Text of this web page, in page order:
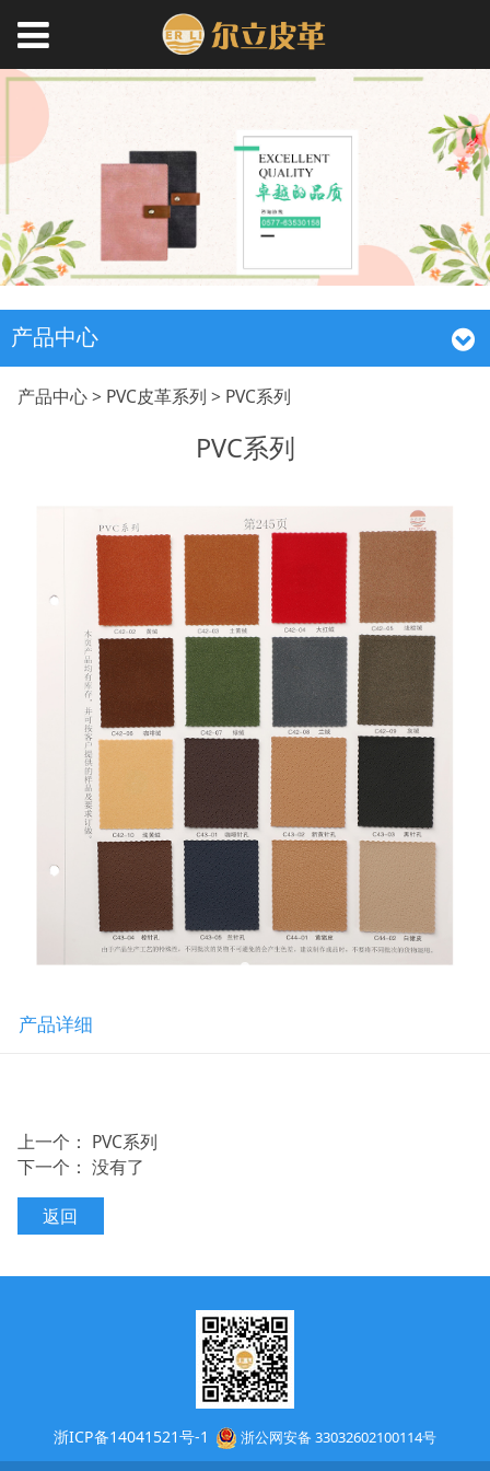
产品中心
PVC系列
产品中心> PVC皮革系列 > PVC系列
PVC系列
产品详细
上一个： PVC系列
下一个： 没有了
返回
浙ICP备14041521号-1 浙公网安备 33032602100114号